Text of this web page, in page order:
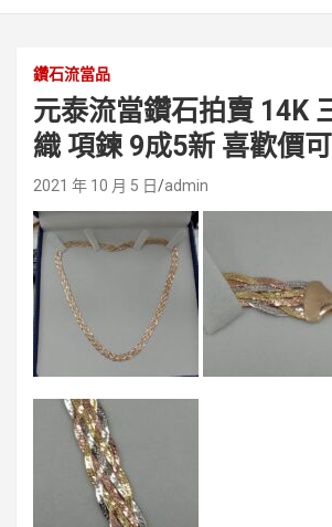
鑽石流當品
元泰流當鑽石拍賣 14K
織 項鍊 9成5新 喜歡價
2021 年 10 月 5 日 admin